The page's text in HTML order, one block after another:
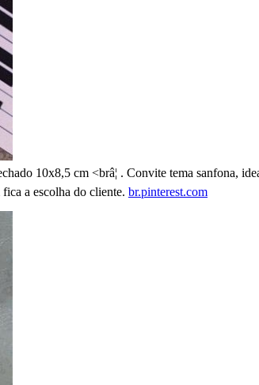
10x8,5 cm <brâ¦ . Convite tema sanfona,
a escolha do cliente. br.pinterest.com